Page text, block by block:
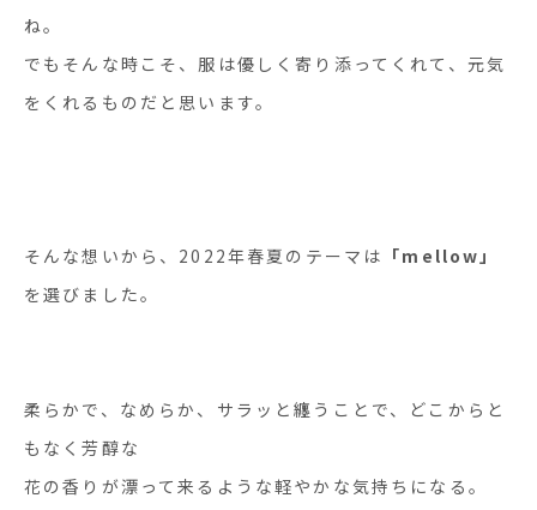
ね。
でもそんな時こそ、服は優しく寄り添ってくれて、元気
をくれるものだと思います。
そんな想いから、2022年春夏のテーマは 「mellow」
を選びました。
柔らかで、なめらか、サラッと纏うことで、どこからと
もなく芳醇な
花の香りが漂って来るような軽やかな気持ちになる。